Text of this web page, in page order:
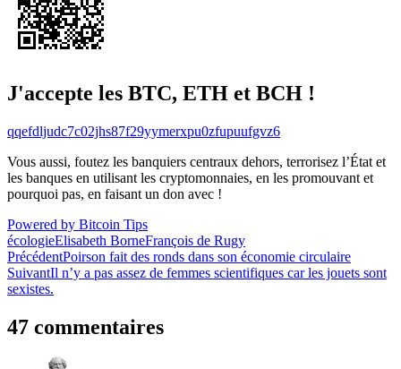
J'accepte les BTC, ETH et BCH !
qqefdljudc7c02jhs87f29yymerxpu0zfupuufgvz6
Vous aussi, foutez les banquiers centraux dehors, terrorisez l’État et
les banques en utilisant les cryptomonnaies, en les promouvant et
pourquoi pas, en faisant un don avec !
Powered by Bitcoin Tips
écologieElisabeth BorneFrançois de Rugy
Navigation
de
PrécédentPoirson fait des ronds dans son économie circulaire
SuivantIl n’y a pas assez de femmes scientifiques car les jouets sont
sexistes.
47 commentaires